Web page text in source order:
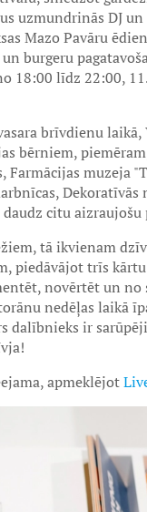
uzmundrinās DJ
Mazo Pavāru
burgeru
18:00 līdz 22:00,
brīvdienu
bērniem,
Farmācijas muzeja
Dekoratīvās
citu
tā ikvienam
piedāvājot trīs
novērtēt un
nedēļas laikā
dalībnieks ir
apmeklējot